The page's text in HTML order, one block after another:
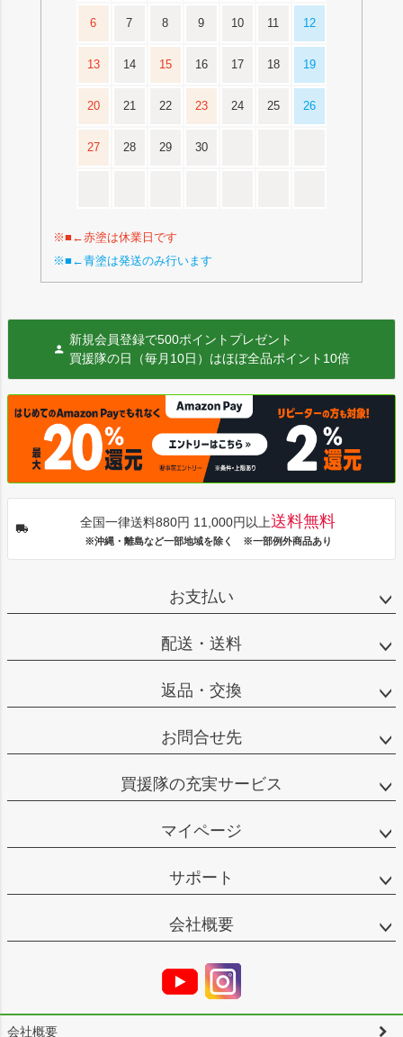
6 7 8 9 10 11 12
13 14 15 16 17 18 19
20 21 22 23 24 25 26
27 28 29 30
※■←赤塗は休業日です
※■←青塗は発送のみ行います
新規会員登録で500ポイントプレゼント
買援隊の日（毎月10日）はほぼ全品ポイント10倍
全国一律送料880円 11,000円以上送料無料
※沖縄・離島など一部地域を除く ※一部例外商品あり
お支払い
配送・送料
返品・交換
お問合せ先
買援隊の充実サービス
マイページ
サポート
会社概要
会社概要